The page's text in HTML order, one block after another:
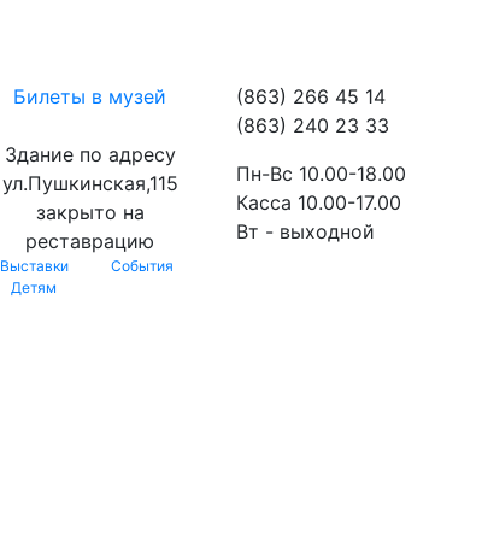
Билеты в музей
Здание по адресу
ул.Пушкинская,115
закрыто на
реставрацию
Выставки
События
Детям
(863) 266 45 14
(863) 240 23 33
Пн-Вс 10.00-18.00
Касса 10.00-17.00
Вт - выходной